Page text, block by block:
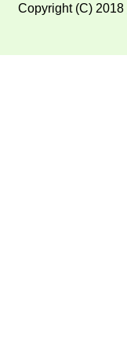
Copyright (C) 2018